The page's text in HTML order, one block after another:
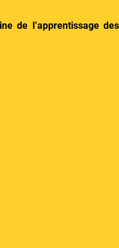
de l’apprentissage